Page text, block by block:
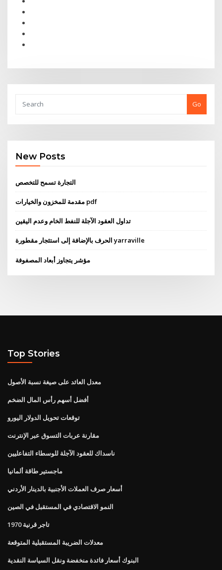
Go
New Posts
التجارة تسمح للتخصص
مقدمة للمخزون والخيارات pdf
تداول العقود الآجلة للنفط الخام وعدم اليقين
الحرف بالإضافة إلى استئجار مقطورة yarraville
مؤشر يتجاوز أبعاد المصفوفة
Top Stories
معدل العائد على صيغة نسبة الأصول
أفضل أسهم رأس المال الضخم
توقعات تحويل الدولار اليورو
مقارنة عربات التسوق عبر الإنترنت
ناسداك للعقود الآجلة للوسطاء التفاعليين
ماجستير طاقة ألمانيا
أسعار صرف العملات الأجنبية بالدينار الأردني
النمو الاقتصادي في المستقبل في الصين
تاجر قرنية 1970
معدلات الضريبة المستقبلية المتوقعة
البنوك أسعار فائدة منخفضة ونقل السياسة النقدية